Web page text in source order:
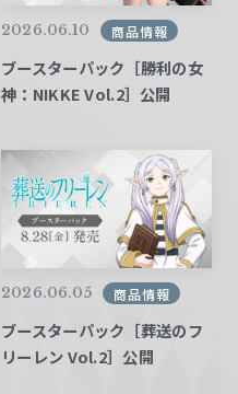
2026.06.10 商品情報
ブースターパック［勝利の女
神：NIKKE Vol.2］公開
2026.06.05 商品情報
ブースターパック［葬送のフ
リーレン Vol.2］公開